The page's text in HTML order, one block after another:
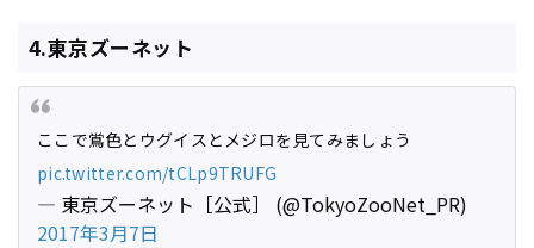
4.東京ズーネット
ここで鴬色とウグイスとメジロを見てみましょう
pic.twitter.com/tCLp9TRUFG
— 東京ズーネット［公式］ (@TokyoZooNet_PR)
2017年3月7日